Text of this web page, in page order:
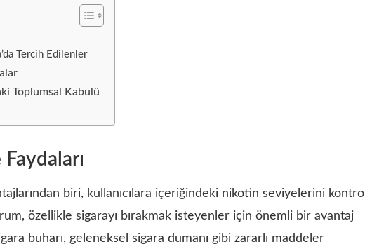
Tercih Edilenler
Toplumsal Kabulü
biri, kullanıcılara içeriğindeki nikotin seviyelerini kontrol
özellikle sigarayı bırakmak isteyenler için önemli bir avantaj
buharı, geleneksel sigara dumanı gibi zararlı maddeler